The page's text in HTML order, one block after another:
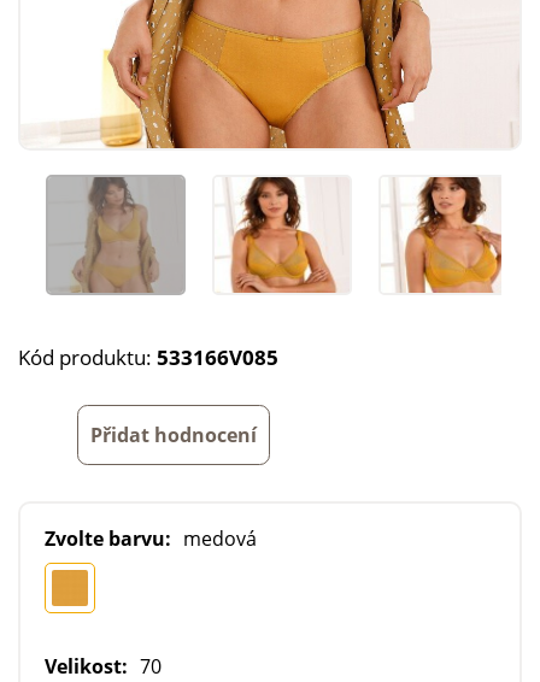
Kód produktu: 533166V085
Přidat hodnocení
Zvolte barvu: medová
Velikost: 70